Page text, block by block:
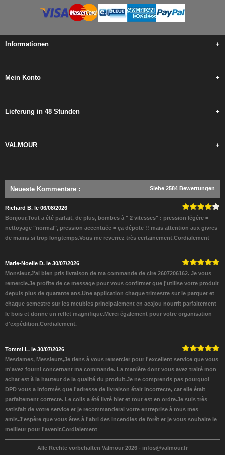
Informationen +
Mein Konto +
Lieferung in 48 Stunden +
VALMOUR +
Neueste Kommentare : Siehe 2584 Bewertungen
Richard B. le 06/08/2026
Bonjour,Tout a été parfait, de plus, bombes à " 2 vitesses" : pression légère =
nettoyage "normal", pression accentuée = ça dépote !! mais attention aux givres
de mains si trop longtemps.Vous me reverrez très certainement.Cordialement
Marie-Noelle D. le 30/07/2026
Monsieur,J'ai bien pris livraison de ma commande de cire 2607206162. Je vous
remercie.Je profite de ce message pour vous confirmer que j'utilise votre produit
depuis plus de quarante ans.Une application chaque trimestre sur le parquet et
chaque semestre sur les meubles principalement en acajou nourrit parfaitement
le bois et donne un reflet magnifique.Merci également pour votre organisation
d'expédition.Cordialement.
Tommi L. le 30/07/2026
Mesdames, Messieurs,Je tiens à vous remercier pour l'excellent service que vous
m'avez fourni concernant ma commande. La manière dont vous avez traité mon
achat est à la hauteur de la qualité du produit.Je ne comprends pas pourquoi
DPD vous a informés que l'adresse de livraison était incorrecte, car elle était
parfaitement correcte. Le colis a été livré hier et tout est en ordre.Je suis très
satisfait de votre service et je recommanderai votre entreprise à tous mes
amis.J'espère que vous êtes à l'abri des incendies de forêt et je vous souhaite le
meilleur pour l'avenir.Cordialement
Alle Rechte vorbehalten Valmour 2026 - infos@valmour.fr